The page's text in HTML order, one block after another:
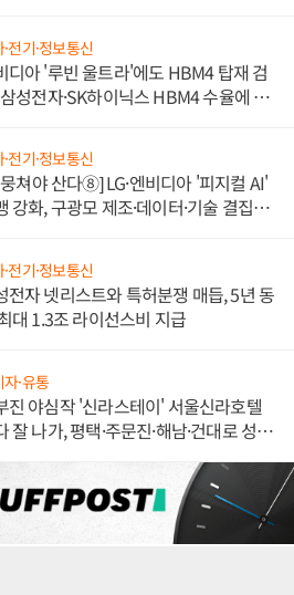
전기·정보통신
디아 '루빈 울트라'에도 HBM4 탑재 검
성전자·SK하이닉스 HBM4 수율에 주
전기·정보통신
쳐야 산다⑧] LG·엔비디아 '피지컬 AI'
강화, 구광모 제조·데이터·기술 결집
전기·정보통신
전자 넷리스트와 특허분쟁 매듭, 5년 동
대 1.3조 라이선스비 지급
·유통
진 야심작 '신라스테이' 서울신라호텔
잘 나가, 평택·주문진·해남·건대로 성